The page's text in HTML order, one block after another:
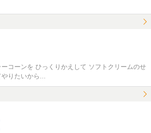
コーンを ひっくりかえして ソフトクリームのせ
りたいから...